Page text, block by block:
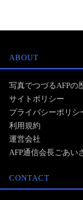
ABOUT
写真でつづるAFPの
サイトポリシー
プライバシーポリシ
利用規約
運営会社
AFP通信会長ごあい
CONTACT